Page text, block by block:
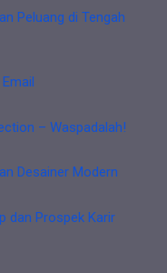
Peluang di Tengah
– Waspadalah!
Desainer Modern
dan Prospek Karir